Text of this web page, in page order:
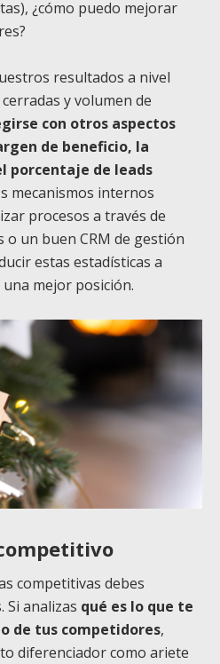
¿cómo puedo mejorar
resultados a nivel
y volumen de
con otros aspectos
de beneficio, la
porcentaje de leads
mecanismos internos
procesos a través de
o un buen CRM de gestión
estas estadísticas a
mejor posición.
competitivas debes
Si analizas qué es lo que te
de tus competidores,
diferenciador como ariete